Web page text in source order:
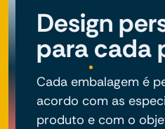
Design
para cada
Cada embalagem é
acordo com as
produto e com o